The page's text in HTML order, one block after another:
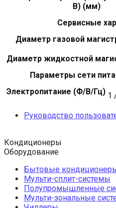
В) (мм)
Сервисные
Диаметр газовой
Диаметр жидкостной
Параметры сети
Электропитание (Ф/В/Гц) 1
Руководство
Кондиционеры
Оборудование
Бытовые
Мульти-сплит-системы
Полупромышленные
Мульти-зональные